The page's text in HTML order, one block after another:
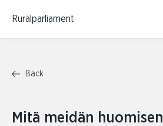
Ruralparliament
Back
Mitä meidän huomisen